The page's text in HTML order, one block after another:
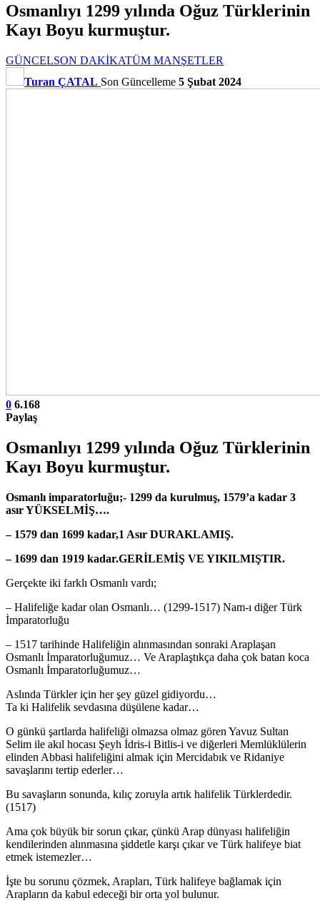
Osmanlıyı 1299 yılında Oğuz Türklerinin
Kayı Boyu kurmuştur.
GÜNCELSON DAKİKATÜM MANŞETLER
Turan ÇATAL Son Güncelleme 5 Şubat 2024
0 6.168
Paylaş
Osmanlıyı 1299 yılında Oğuz Türklerinin
Kayı Boyu kurmuştur.
Osmanlı imparatorluğu;- 1299 da kurulmuş, 1579’a kadar 3
asır YÜKSELMİŞ….
– 1579 dan 1699 kadar,1 Asır DURAKLAMIŞ.
– 1699 dan 1919 kadar.GERİLEMİŞ VE YIKILMIŞTIR.
Gerçekte iki farklı Osmanlı vardı;
– Halifeliğe kadar olan Osmanlı… (1299-1517) Nam-ı diğer Türk
İmparatorluğu
– 1517 tarihinde Halifeliğin alınmasından sonraki Araplaşan
Osmanlı İmparatorluğumuz… Ve Araplaştıkça daha çok batan koca
Osmanlı İmparatorluğumuz…
Aslında Türkler için her şey güzel gidiyordu…
Ta ki Halifelik sevdasına düşülene kadar…
O günkü şartlarda halifeliği olmazsa olmaz gören Yavuz Sultan
Selim ile akıl hocası Şeyh İdris-i Bitlis-i ve diğerleri Memlüklülerin
elinden Abbasi halifeliğini almak için Mercidabık ve Ridaniye
savaşlarını tertip ederler…
Bu savaşların sonunda, kılıç zoruyla artık halifelik Türklerdedir.
(1517)
Ama çok büyük bir sorun çıkar, çünkü Arap dünyası halifeliğin
kendilerinden alınmasına şiddetle karşı çıkar ve Türk halifeye biat
etmek istemezler…
İşte bu sorunu çözmek, Arapları, Türk halifeye bağlamak için
Arapların da kabul edeceği bir orta yol bulunur.